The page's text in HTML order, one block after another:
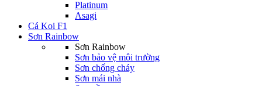
Platinum
Asagi
Cá Koi F1
Sơn Rainbow
Sơn Rainbow
Sơn bảo vệ môi trường
Sơn chống cháy
Sơn mái nhà